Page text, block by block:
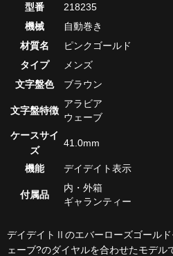
型番
218235
機械
自動巻き
材質名
ピンクゴールド
タイプ
メンズ
文字盤色
ブラウン
文字盤特徴
アラビア
ウェーブ
ケースサイ
ズ
41.0mm
機能 デイデイト表示
付属品
内・外箱
ギャランティー
デイデイトⅡのエバーローズゴール
ェーブ?のダイヤルを合わせたモデル